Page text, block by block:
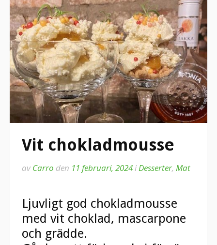
Vit chokladmousse
avCarro den 11 februari, 2024iDesserter, Mat
Ljuvligt god chokladmousse
med vit choklad, mascarpone
och grädde.